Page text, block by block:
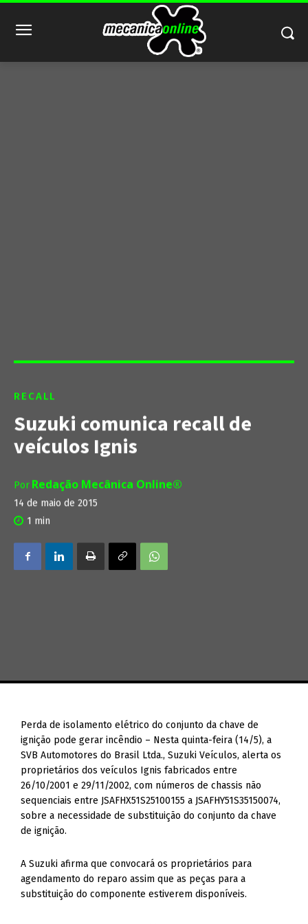
RECALL
Suzuki comunica recall de
veículos Ignis
Por Redação Mecânica Online®
14 de maio de 2015
1 min
Perda de isolamento elétrico do conjunto da chave de
ignição pode gerar incêndio – Nesta quinta-feira (14/5), a
SVB Automotores do Brasil Ltda., Suzuki Veículos, alerta os
proprietários dos veículos Ignis fabricados entre
26/10/2001 e 29/11/2002, com números de chassis não
sequenciais entre JSAFHX51S25100155 a JSAFHY51S35150074,
sobre a necessidade de substituição do conjunto da chave
de ignição.
A Suzuki afirma que convocará os proprietários para
agendamento do reparo assim que as peças para a
substituição do componente estiverem disponíveis.